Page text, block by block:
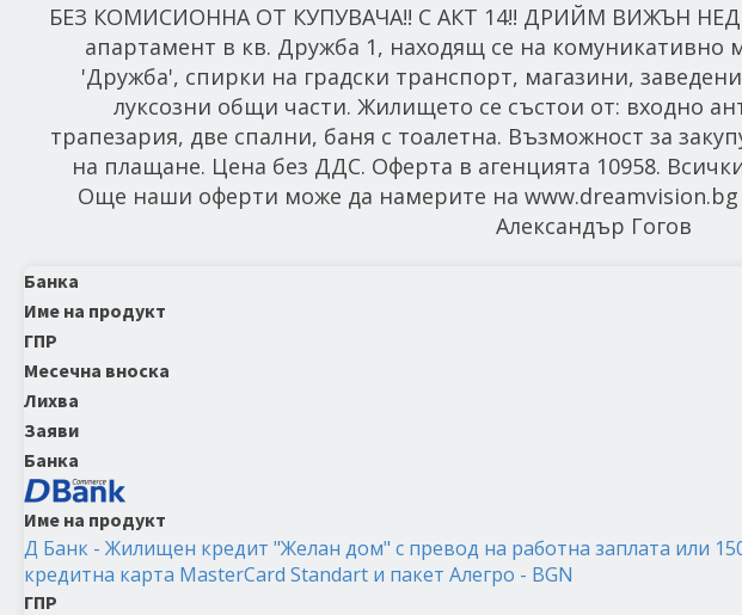
БЕЗ КОМИСИОННА ОТ КУПУВАЧА!! С АКТ 14!! ДРИЙМ ВИЖЪН
апартамент в кв. Дружба 1, находящ се на комуникативно
'Дружба', спирки на градски транспорт, магазини,
луксозни общи части. Жилището се състои от: входно
трапезария, две спални, баня с тоалетна. Възможност за
на плащане. Цена без ДДС. Оферта в агенцията 10958.
Още наши оферти може да намерите на www.dreamvision.bg
Александър Гогов
Банка
Име на продукт
ГПР
Месечна вноска
Лихва
Заяви
Банка
Име на продукт
Д Банк - Жилищен кредит "Желан дом" с превод на работна заплата или
кредитна карта MasterCard Standart и пакет Алегро - BGN
ГПР